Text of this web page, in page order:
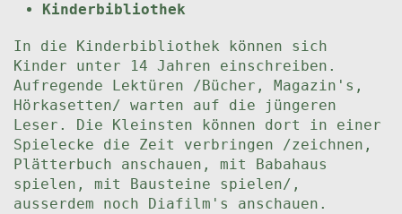
Kinderbibliothek
In die Kinderbibliothek können sich
Kinder unter 14 Jahren einschreiben.
Aufregende Lektüren /Bücher, Magazin's,
Hörkasetten/ warten auf die jüngeren
Leser. Die Kleinsten können dort in einer
Spielecke die Zeit verbringen /zeichnen,
Plätterbuch anschauen, mit Babahaus
spielen, mit Bausteine spielen/,
ausserdem noch Diafilm's anschauen.